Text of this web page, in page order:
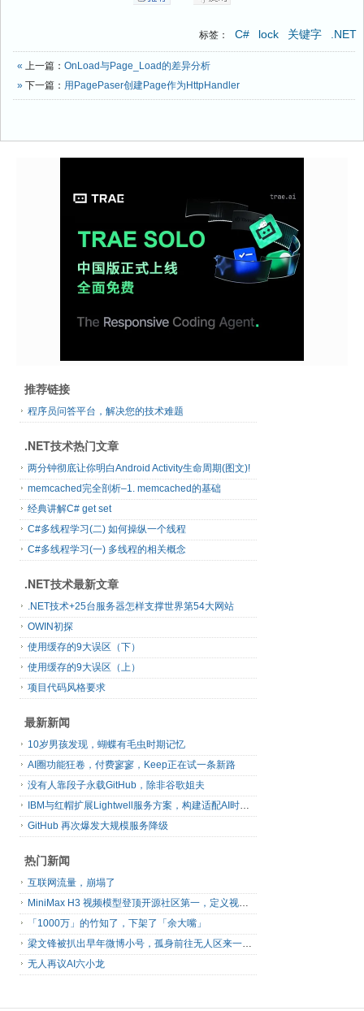
标签： C# lock 关键字 .NET
« 上一篇： OnLoad与Page_Load的差异分析
» 下一篇： 用PagePaser创建Page作为HttpHandler
推荐链接
程序员问答平台，解决您的技术难题
.NET技术热门文章
两分钟彻底让你明白Android Activity生命周期(图文)!
memcached完全剖析–1. memcached的基础
经典讲解C# get set
C#多线程学习(二) 如何操纵一个线程
C#多线程学习(一) 多线程的相关概念
.NET技术最新文章
.NET技术+25台服务器怎样支撑世界第54大网站
OWIN初探
使用缓存的9大误区（下）
使用缓存的9大误区（上）
项目代码风格要求
最新新闻
10岁男孩发现，蝴蝶有毛虫时期记忆
AI圈功能狂卷，付费寥寥，Keep正在试一条新路
没有人靠段子永载GitHub，除非谷歌姐夫
IBM与红帽扩展Lightwell服务方案，构建适配AI时代开源生态的可信基础设施
GitHub 再次爆发大规模服务降级
热门新闻
互联网流量，崩塌了
MiniMax H3 视频模型登顶开源社区第一，定义视频模型领域“斩杀线”
「1000万」的竹知了，下架了「余大嘴」
梁文锋被扒出早年微博小号，孤身前往无人区来一场相当 deep 的 seek 旅行
无人再议AI六小龙